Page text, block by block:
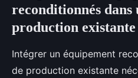
reconditionnés dans
production existante
Intégrer un équipement
de production existante